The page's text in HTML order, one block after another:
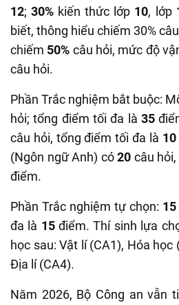
12;30% kiến thức lớp 10, lớp
biết, thông hiểu chiếm 30%
chiếm 50% câu hỏi, mức độ
câu hỏi.
Phần Trắc nghiệm bắt buộc:
hỏi; tổng điểm tối đa là 35
câu hỏi, tổng điểm tối đa là 10
(Ngôn ngữ Anh) có20 câu
điểm.
Phần Trắc nghiệm tự chọn: 15
đa là 15điểm. Thí sinh lựa
học sau: Vật lí (CA1), Hóa học
Địa lí (CA4).
Năm 2026, Bộ Công an vẫn